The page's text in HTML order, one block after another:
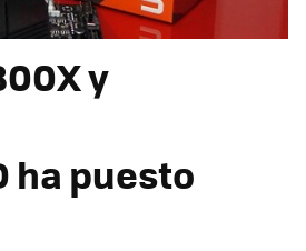
y
ha puesto